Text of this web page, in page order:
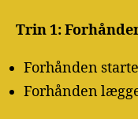
Trin 1:
Forhånden
Forhånden